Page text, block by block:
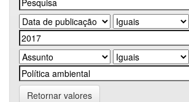
Retornar valores